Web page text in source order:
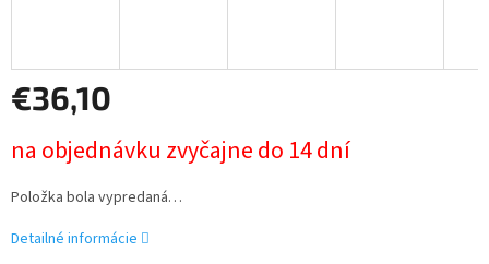
€36,10
cena:
na objednávku zvyčajne do 14 dní
Položka bola vypredaná…
Detailné informácie